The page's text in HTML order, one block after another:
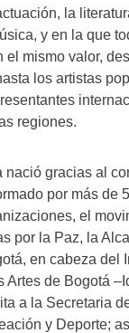
la
y en la que
el mismo valor,
los artistas
regiones.
nació gracias al
por más de
el
por la Paz, la
en cabeza del
Artes de Bogotá
a la Secretaria
y Deporte;